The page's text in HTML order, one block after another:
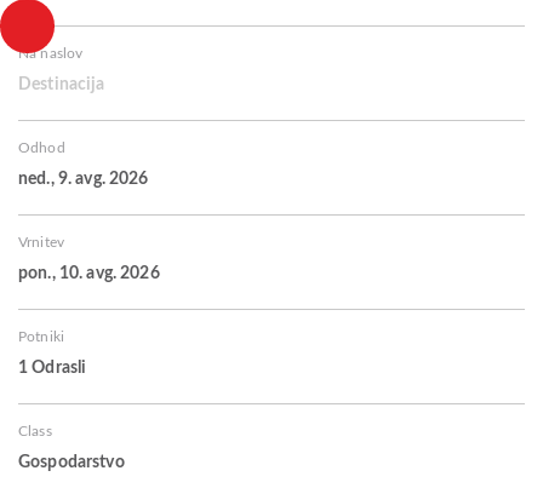
Na naslov
Destinacija
Odhod
ned., 9. avg. 2026
Vrnitev
pon., 10. avg. 2026
Potniki
1 Odrasli
Class
Gospodarstvo